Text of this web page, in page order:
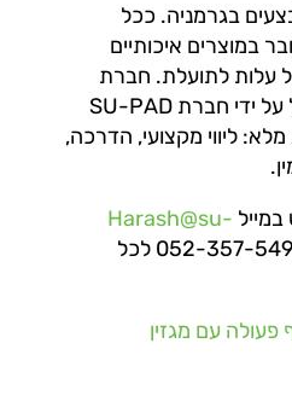
בגרמניה. ככל
במוצרים איכותיים
עלות לתועלת. חברת
Müller מיוצגת בישראל על ידי חברת SU-PAD
ליווי מקצועי, הדרכה,
Harash@su-
או בטלפון 052-357-5499 לכל
עם מגזין